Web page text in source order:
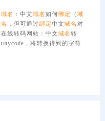
域名 ：中文域名 如何绑定 （ 域
，但可通过绑定中文域名 对
在线转码网站：中文域名 转
，将转换得到的字符